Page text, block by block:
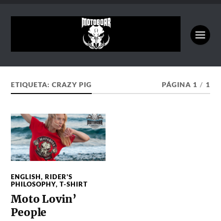
ETIQUETA:CRAZY PIG PÁGINA 1 / 1
ENGLISH,RIDER'S
PHILOSOPHY,T-SHIRT
Moto Lovin’
People